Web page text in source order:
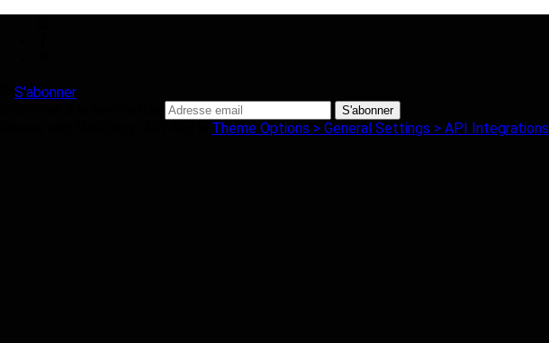
S'abonner
Theme Options > General Settings > API Integrations